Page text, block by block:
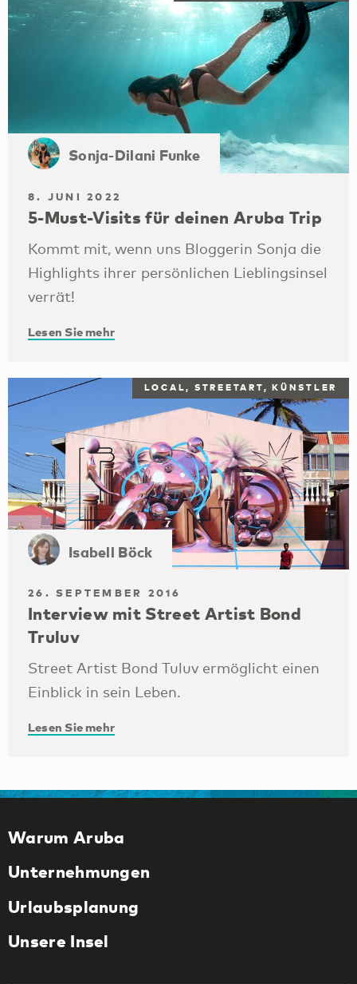
Sonja-Dilani Funke
8. JUNI 2022
5-Must-Visits für deinen Aruba Trip
Kommt mit, wenn uns Bloggerin Sonja die
Highlights ihrer persönlichen Lieblingsinsel
verrät!
Lesen Sie mehr
LOCAL, STREETART, KÜNSTLER
Isabell Böck
26. SEPTEMBER 2016
Interview mit Street Artist Bond
Truluv
Street Artist Bond Tuluv ermöglicht einen
Einblick in sein Leben.
Lesen Sie mehr
Warum Aruba
Unternehmungen
Urlaubsplanung
Unsere Insel